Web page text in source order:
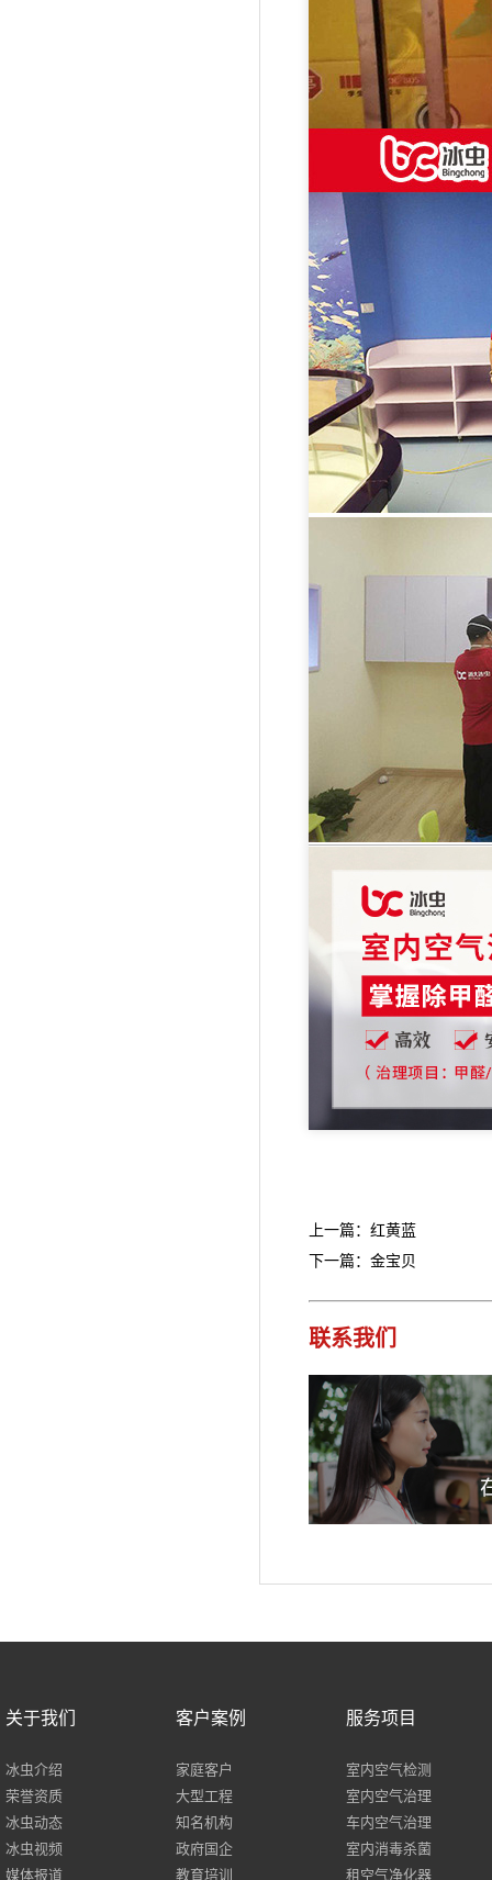
上一篇：红黄蓝
下一篇：金宝贝
联系我们
关于我们
冰虫介绍
荣誉资质
冰虫动态
冰虫视频
媒体报道
客户案例
家庭客户
大型工程
知名机构
政府国企
教育培训
服务项目
室内空气检测
室内空气治理
车内空气治理
室内消毒杀菌
租空气净化器